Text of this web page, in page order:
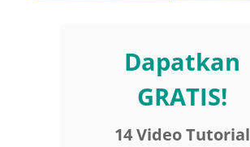
Dapatkan
GRATIS!
14 Video Tutorial